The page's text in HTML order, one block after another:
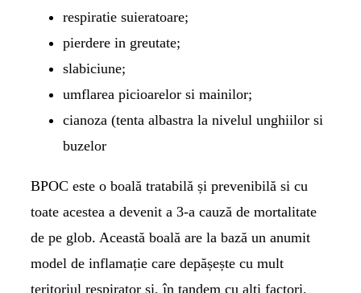
respiratie suieratoare;
pierdere in greutate;
slabiciune;
umflarea picioarelor si mainilor;
cianoza (tenta albastra la nivelul unghiilor si
buzelor
BPOC este o boală tratabilă și prevenibilă si cu
toate acestea a devenit a 3-a cauză de mortalitate
de pe glob. Această boală are la bază un anumit
model de inflamație care depășește cu mult
teritoriul respirator și, în tandem cu alți factori,